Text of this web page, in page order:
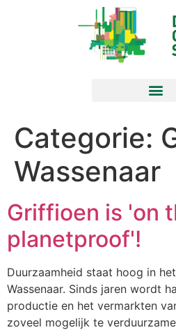
Categorie:
Wassenaar
Griffioen is 'on
planetproof'!
Duurzaamheid staat hoog in
Wassenaar. Sinds jaren wordt
productie en het vermarkten
zoveel mogelijk te